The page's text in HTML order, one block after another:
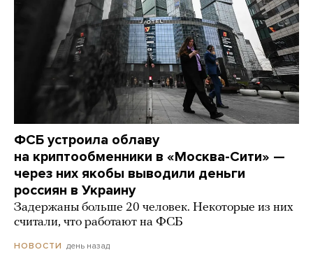
ФСБ устроила облаву
на криптообменники в «Москва-Сити» —
через них якобы выводили деньги
россиян в Украину
Задержаны больше 20 человек. Некоторые из них
считали, что работают на ФСБ
НОВОСТИ день назад